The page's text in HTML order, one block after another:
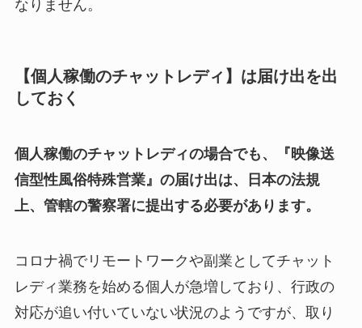
なりません。
【個人稼働のチャットレディ】は届け出を出
しておく
個人稼働のチャットレディの場合でも、『映像送
信型性風俗特殊営業』の届け出は、日本の法規
上、管轄の警察署に提出する必要があります。
コロナ禍でリモートワークや副業としてチャット
レディ業務を始める個人が急増しており、行政の
対応が追い付いていない状況のようですが、取り